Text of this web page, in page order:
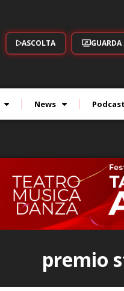
ASCOLTA GUARDA
News Podcast
premio